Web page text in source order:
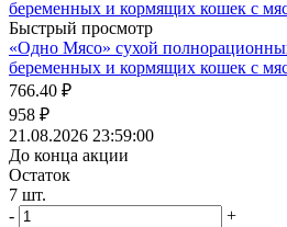
Быстрый просмотр
«Одно Мясо» сухой
беременных и кормящих кошек с
766.40 ₽
958 ₽
21.08.2026 23:59:00
До конца акции
Остаток
7 шт.
-
+